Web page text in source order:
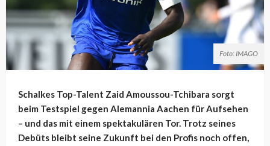
Foto: IMAGO
Schalkes Top-Talent Zaid Amoussou-Tchibara sorgt
beim Testspiel gegen Alemannia Aachen für Aufsehen
– und das mit einem spektakulären Tor. Trotz seines
Debüts bleibt seine Zukunft bei den Profis noch offen,